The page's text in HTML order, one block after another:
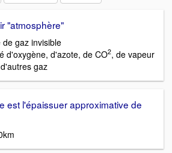
"atmosphère"
de gaz invisible
d'oxygène, d'azote, de CO2, de vapeur
gaz
est l'épaissuer approximative de